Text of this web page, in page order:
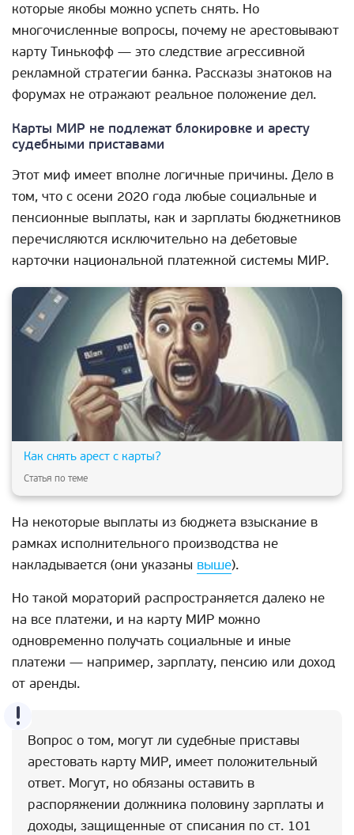
которые якобы можно успеть снять. Но
многочисленные вопросы, почему не арестовывают
карту Тинькофф — это следствие агрессивной
рекламной стратегии банка. Рассказы знатоков на
форумах не отражают реальное положение дел.
Карты МИР не подлежат блокировке и аресту
судебными приставами
Этот миф имеет вполне логичные причины. Дело в
том, что с осени 2020 года любые социальные и
пенсионные выплаты, как и зарплаты бюджетников
перечисляются исключительно на дебетовые
карточки национальной платежной системы МИР.
Как снять арест с карты?
Статья по теме
На некоторые выплаты из бюджета взыскание в
рамках исполнительного производства не
накладывается (они указаны выше).
Но такой мораторий распространяется далеко не
на все платежи, и на карту МИР можно
одновременно получать социальные и иные
платежи — например, зарплату, пенсию или доход
от аренды.
Вопрос о том, могут ли судебные приставы
арестовать карту МИР, имеет положительный
ответ. Могут, но обязаны оставить в
распоряжении должника половину зарплаты и
доходы, защищенные от списания по ст. 101